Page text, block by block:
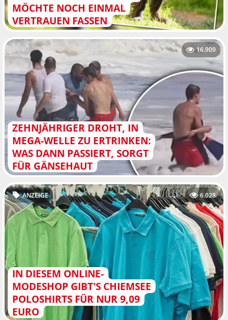
MÖCHTE NOCH EINMAL
VERTRAUEN FASSEN
ZEHNJÄHRIGER DROHT, IN
MEGA-WELLE ZU ERTRINKEN:
WAS DANN PASSIERT, SORGT
FÜR GÄNSEHAUT
16.909
IN DIESEM ONLINE-
MODESHOP GIBT'S CHIEMSEE
POLOSHIRTS FÜR NUR 9,09
EURO
ANZEIGE 6.028